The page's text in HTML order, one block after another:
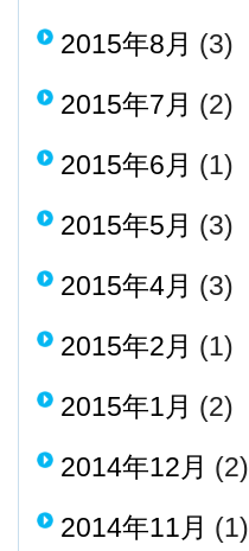
2015年8月 (3)
2015年7月 (2)
2015年6月 (1)
2015年5月 (3)
2015年4月 (3)
2015年2月 (1)
2015年1月 (2)
2014年12月 (2)
2014年11月 (1)